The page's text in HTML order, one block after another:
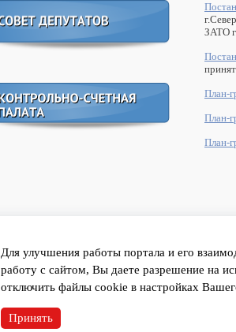
ЗАТО
План-
План-
План-
При полном или частичном использовании
Для улучшения работы портала и его
работу с сайтом, Вы даете разрешение на
отключить файлы cookie в настройках
Принять